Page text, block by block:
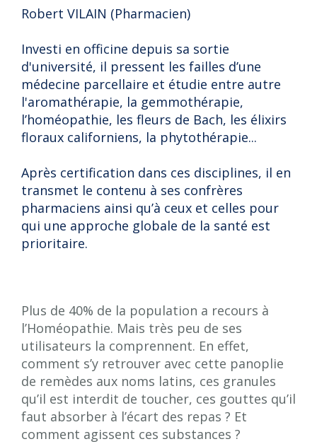
Robert VILAIN (Pharmacien)
Investi en officine depuis sa sortie
d'université, il pressent les failles d’une
médecine parcellaire et étudie entre autre
l'aromathérapie, la gemmothérapie,
l’homéopathie, les fleurs de Bach, les élixirs
floraux californiens, la phytothérapie...
Après certification dans ces disciplines, il en
transmet le contenu à ses confrères
pharmaciens ainsi qu’à ceux et celles pour
qui une approche globale de la santé est
prioritaire.
Plus de 40% de la population a recours à
l’Homéopathie. Mais très peu de ses
utilisateurs la comprennent. En effet,
comment s’y retrouver avec cette panoplie
de remèdes aux noms latins, ces granules
qu’il est interdit de toucher, ces gouttes qu’il
faut absorber à l’écart des repas ? Et
comment agissent ces substances ?